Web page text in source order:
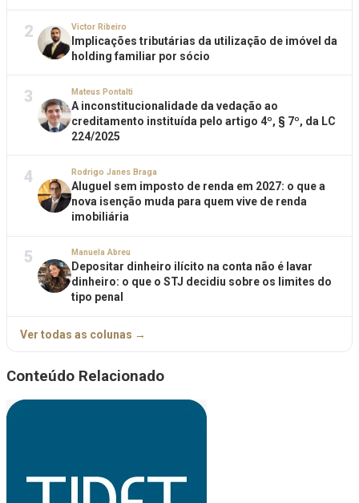
2 Victor Ribeiro
Implicações tributárias da utilização de imóvel da
holding familiar por sócio
3 Mateus Pontalti
A inconstitucionalidade da vedação ao
creditamento instituída pelo artigo 4º, § 7º, da LC
224/2025
4 Rodrigo Janes Braga
Aluguel sem imposto de renda em 2027: o que a
nova isenção muda para quem vive de renda
imobiliária
5 Manuela Abreu
Depositar dinheiro ilícito na conta não é lavar
dinheiro: o que o STJ decidiu sobre os limites do
tipo penal
Ver todas as colunas →
Conteúdo Relacionado